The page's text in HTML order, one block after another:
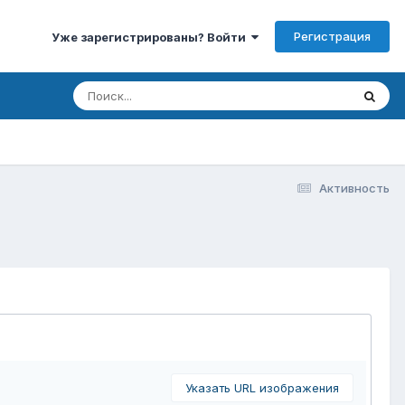
Уже зарегистрированы? Войти Регистрация
Активность
Указать URL изображения